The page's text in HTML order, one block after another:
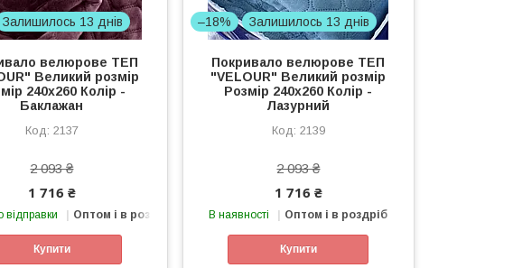
Залишилось 13 днів
велюрове ТЕП
Великий розмір
240x260 Колір -
Баклажан
2137
2 093 ₴
1 716 ₴
відправки Оптом і в роздріб
Купити
–18% Залишилось 13 днів
Покривало велюрове ТЕП
"VELOUR" Великий розмір
Розмір 240x260 Колір -
Лазурний
2139
2 093 ₴
1 716 ₴
В наявності Оптом і в роздріб
Купити